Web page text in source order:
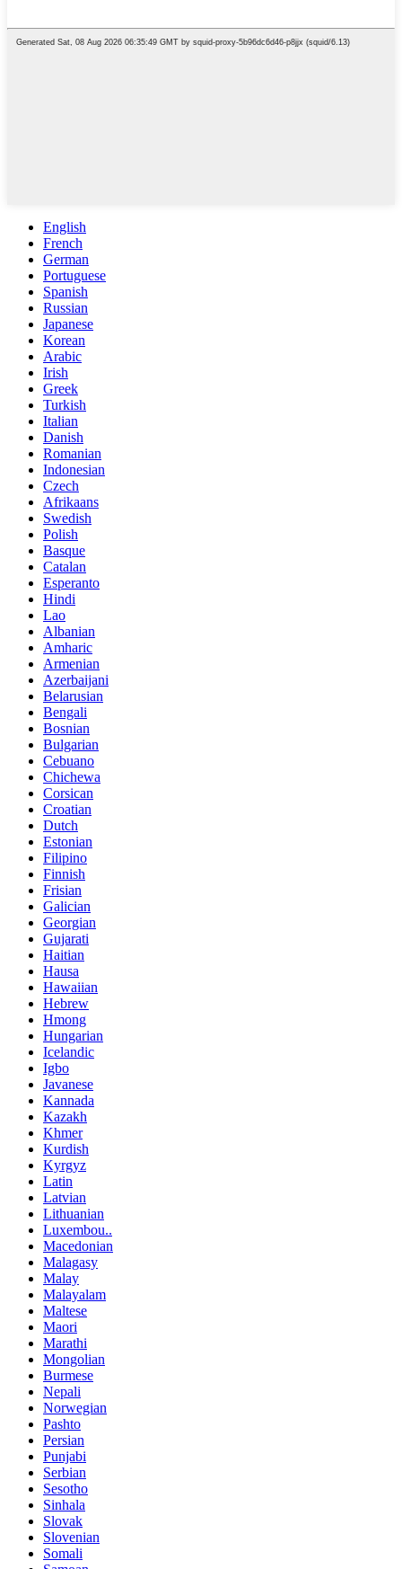
English
French
German
Portuguese
Spanish
Russian
Japanese
Korean
Arabic
Irish
Greek
Turkish
Italian
Danish
Romanian
Indonesian
Czech
Afrikaans
Swedish
Polish
Basque
Catalan
Esperanto
Hindi
Lao
Albanian
Amharic
Armenian
Azerbaijani
Belarusian
Bengali
Bosnian
Bulgarian
Cebuano
Chichewa
Corsican
Croatian
Dutch
Estonian
Filipino
Finnish
Frisian
Galician
Georgian
Gujarati
Haitian
Hausa
Hawaiian
Hebrew
Hmong
Hungarian
Icelandic
Igbo
Javanese
Kannada
Kazakh
Khmer
Kurdish
Kyrgyz
Latin
Latvian
Lithuanian
Luxembou..
Macedonian
Malagasy
Malay
Malayalam
Maltese
Maori
Marathi
Mongolian
Burmese
Nepali
Norwegian
Pashto
Persian
Punjabi
Serbian
Sesotho
Sinhala
Slovak
Slovenian
Somali